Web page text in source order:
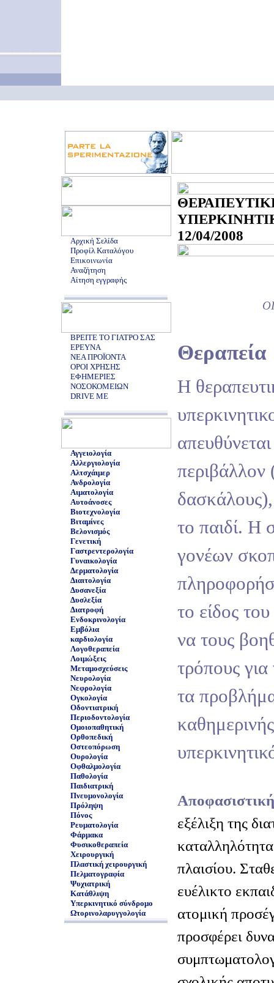
Αρχική Σελίδα
Προφίλ Καταλόγου
Επικοινωνία
Αναζήτηση
Αίτηση εγγραφής
ΒΡΕΙΤΕ ΤΟ ΓΙΑΤΡΟ ΣΑΣ
ΕΡΕΥΝΑ
ΝΕΑ ΠΡΟΪΟΝΤΑ
ΟΡΟΙ ΧΡΗΣΗΣ
ΕΦΗΜΕΡΙΕΣ
ΝΟΣΟΚΟΜΕΙΩΝ
DRIVE ME
Αγγειολογία
Αλλεργιολογία
Αλτσχάιμερ
Ανδρολογία
Αιματολογία
Αυτοάνοσες
Βιοτεχνολογία
Βιταμίνες
Βελονισμός
Γενετική
Γαστρεντερολογία
Γυναικολογία
Δερματολογία
Διαιτολογία
Δυσανεξία
Δυσλεξία
Διατροφή
Ενδοκρινολογία
Εμβόλια
καρδιολογία
Λογοθεραπεία
Λοιμώξεις
Μεταμοσχεύσεις
Νευρολογία
Νεφρολογία
Ογκολογία
Οδοντιατρική
Περιοδοντολογία
Ομοιοπαθητική
Ορθοπεδική
Οστεοπόρωση
Ουρολογία
Οφθαλμολογία
Παθολογία
Παιδιατρική
Πνευμονολογία
Πρόληψη
Πόνος
Ρευματολογία
Φάρμακα
Φυσικοθεραπεία
Χειρουργική
Πλαστική χειρουργική
Πελματογραφία
Ψυχιατρική
Κατάθλιψη
Υπερκινητικό σύνδρομο
Ωτορινολαρυγγολογία
12/04/2008
Θεραπεία
Η
περιβάλλον
το παιδί. Η
γονέων
το είδος
να τους
τρόπους
τα
εξέλιξη της
πλαισίου.
ευέλικτο
ατομική
προσφέρει